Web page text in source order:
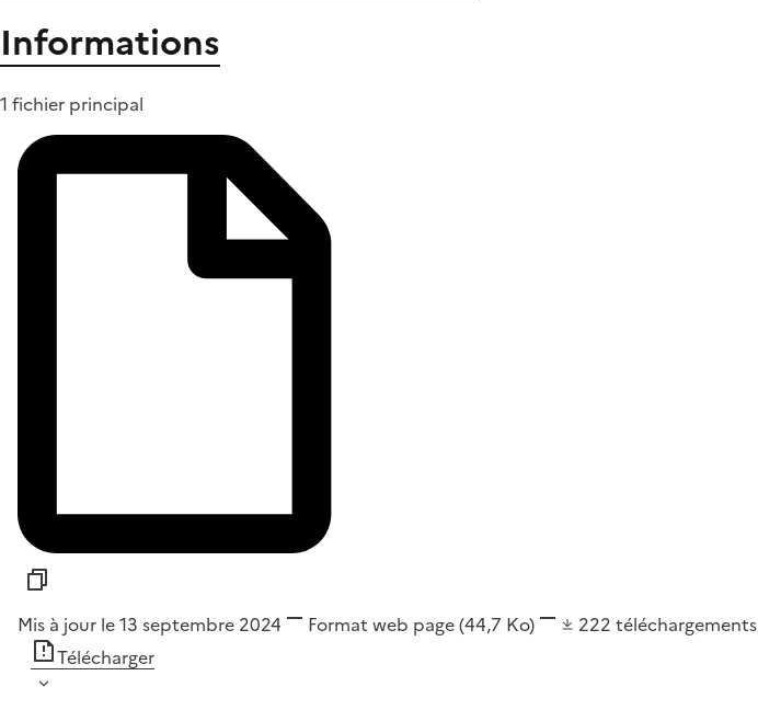
Informations
1 fichier principal
Mis à jour le 13 septembre 2024 Format web page(44,7 Ko) 222 téléchargements
Télécharger